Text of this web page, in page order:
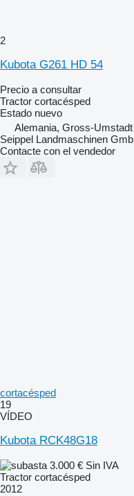
2
Kubota G261 HD 54
Precio a consultar
Tractor cortacésped
Estado nuevo
Alemania, Gross-Umstadt
Seippel Landmaschinen
Contacte con el vendedor
cortacésped
19
VÍDEO
Kubota RCK48G18
3.000 € Sin IVA
Tractor cortacésped
2012